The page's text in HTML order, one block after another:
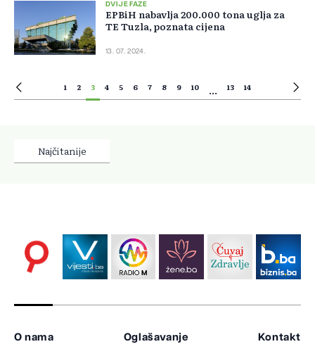
DVIJE FAZE
EPBiH nabavlja 200.000 tona uglja za
TE Tuzla, poznata cijena
13. 07. 2024.
1 2 3 4 5 6 7 8 9 10 ... 13 14
Najčitanije
O nama Oglašavanje Kontakt